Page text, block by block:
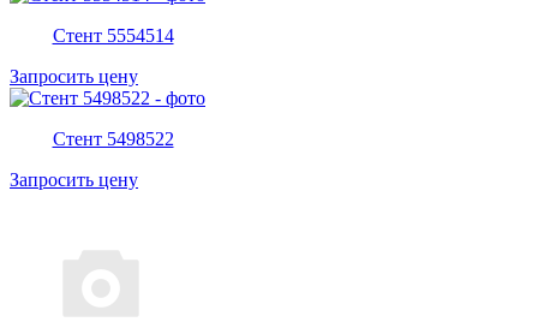
Стент 5554514
Запросить цену
Стент 5498522
Запросить цену